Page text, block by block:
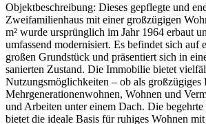
Objektbeschreibung: Dieses gepflegte und
Zweifamilienhaus mit einer großzügigen
m² wurde ursprünglich im Jahr 1964 erbaut
umfassend modernisiert. Es befindet sich auf
großen Grundstück und präsentiert sich in
sanierten Zustand. Die Immobilie bietet
Nutzungsmöglichkeiten – ob als
Mehrgenerationenwohnen, Wohnen und
und Arbeiten unter einem Dach. Die
bietet die ideale Basis für ruhiges Wohnen